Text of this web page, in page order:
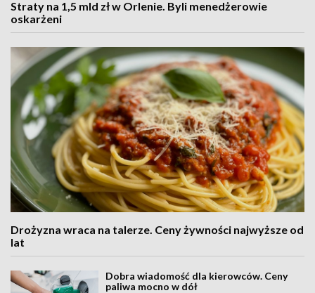
Straty na 1,5 mld zł w Orlenie. Byli menedżerowie
oskarżeni
Drożyzna wraca na talerze. Ceny żywności najwyższe od
lat
Dobra wiadomość dla kierowców. Ceny
paliwa mocno w dół